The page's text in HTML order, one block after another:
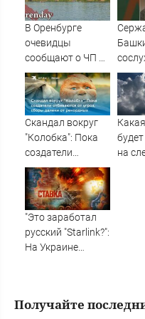
09/
В Оренбурге
очевидцы
сообщают о ЧП на
озере Старица
в
Скандал вокруг
"Колобка": Пока
создатели
отбиваются от
угроз, сборы
далеки от
рекордных
на
"Это заработал
русский "Starlink?":
На Украине
попаданий по
Получайте